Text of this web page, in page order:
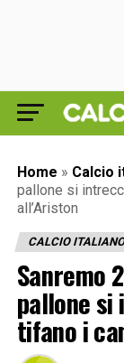
Home » Calcio
pallone si
all’Ariston
CALCIO
Sanremo
pallone
tifano i